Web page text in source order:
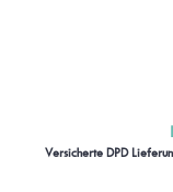
Versicherte DPD